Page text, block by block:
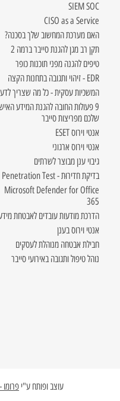
SIEM SOC
CISO as a Service
האם מערכת המחשוב שלך בסכנה?
תקן רב מגן להגנת סייבר ברמה 2
טיפים להגנה מפני תוכנות כופר
EDR - זיהוי ותגובה בתחנות הקצה
המשכיות עסקית - כל מה שצריך
9 פעולות החובה להגנת המידע
שלכם מפריצות סייבר
אנטי וירוס ESET
אנטי וירוס ארגוני
גיבוי ענן מבוצר לשרתים
בדיקת חדירוּת - Penetration Test
Microsoft Defender for Office
365
הדרכת מודעות עובדים לאבטחת
אנטי וירוס בענן
חבילת אבטחה מנוהלת לעסקים
נוהל טיפול ותגובה באירועי סייבר
עוצב ופותח ע"י פרומו